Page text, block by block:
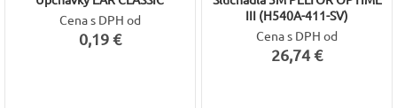
Cena s DPH od
0,19 €
III (H540A-411-SV)
Cena s DPH od
26,74 €